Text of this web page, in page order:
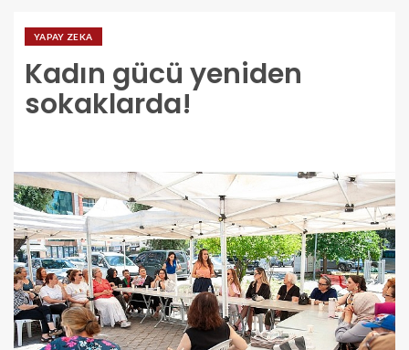
YAPAY ZEKA
Kadın gücü yeniden
sokaklarda!